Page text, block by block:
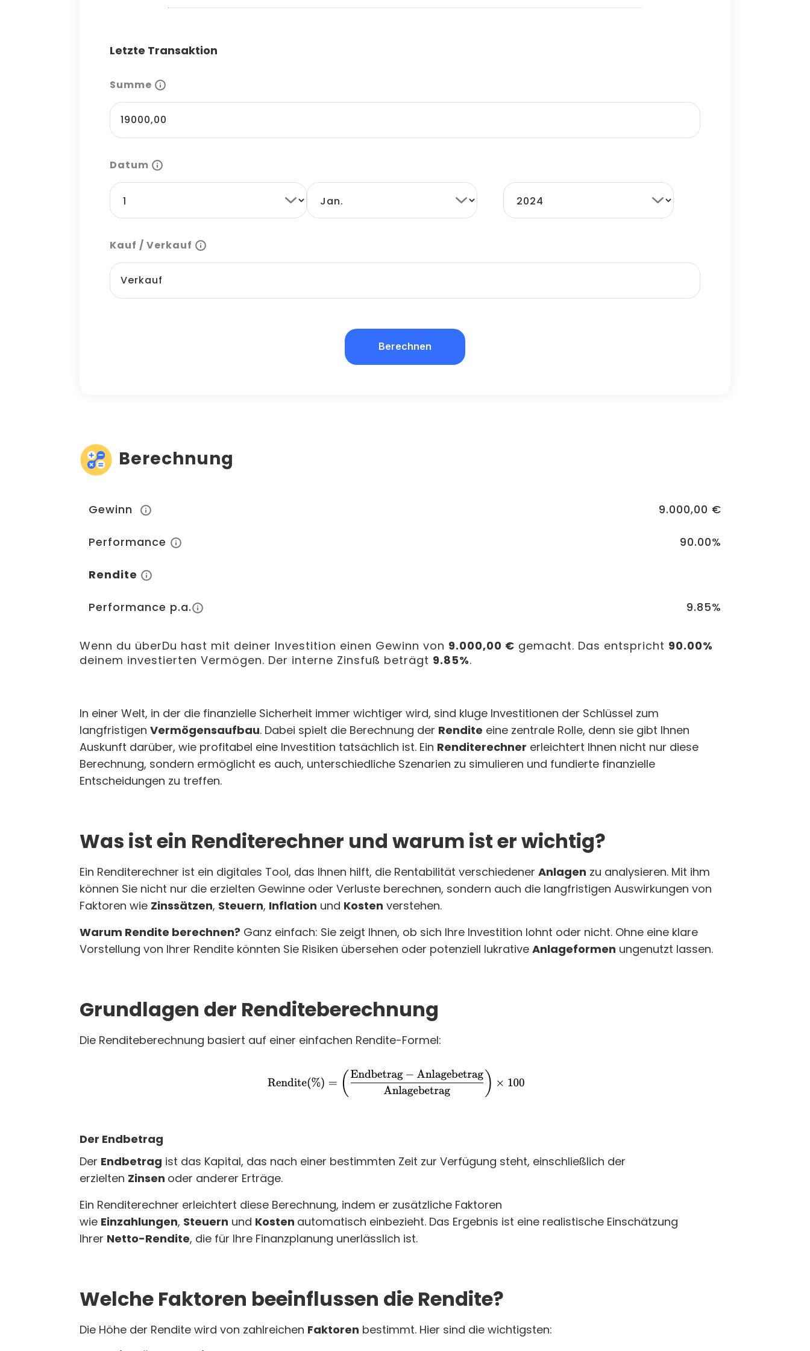
Letzte Transaktion
Summe
Datum
Kauf / Verkauf
Berechnen
Berechnung
Gewinn 9.000,00 €
Performance 90.00%
Rendite
Performance p.a. 9.85%
Wenn du überDu hast mit deiner Investition einen Gewinn von 9.000,00 € gemacht. Das entspricht 90.00%
deinem investierten Vermögen. Der interne Zinsfuß beträgt 9.85%.
In einer Welt, in der die finanzielle Sicherheit immer wichtiger wird, sind kluge Investitionen der Schlüssel zum
langfristigen Vermögensaufbau. Dabei spielt die Berechnung der Rendite eine zentrale Rolle, denn sie gibt Ihnen
Auskunft darüber, wie profitabel eine Investition tatsächlich ist. Ein Renditerechner erleichtert Ihnen nicht nur diese
Berechnung, sondern ermöglicht es auch, unterschiedliche Szenarien zu simulieren und fundierte finanzielle
Entscheidungen zu treffen.
Was ist ein Renditerechner und warum ist er wichtig?
Ein Renditerechner ist ein digitales Tool, das Ihnen hilft, die Rentabilität verschiedener Anlagen zu analysieren. Mit ihm
können Sie nicht nur die erzielten Gewinne oder Verluste berechnen, sondern auch die langfristigen Auswirkungen von
Faktoren wie Zinssätzen, Steuern, Inflation und Kosten verstehen.
Warum Rendite berechnen? Ganz einfach: Sie zeigt Ihnen, ob sich Ihre Investition lohnt oder nicht. Ohne eine klare
Vorstellung von Ihrer Rendite könnten Sie Risiken übersehen oder potenziell lukrative Anlageformen ungenutzt lassen.
Grundlagen der Renditeberechnung
Die Renditeberechnung basiert auf einer einfachen Rendite-Formel:
Der Endbetrag
Der Endbetrag ist das Kapital, das nach einer bestimmten Zeit zur Verfügung steht, einschließlich der
erzielten Zinsen oder anderer Erträge.
Ein Renditerechner erleichtert diese Berechnung, indem er zusätzliche Faktoren
wie Einzahlungen, Steuern und Kosten automatisch einbezieht. Das Ergebnis ist eine realistische Einschätzung
Ihrer Netto-Rendite, die für Ihre Finanzplanung unerlässlich ist.
Welche Faktoren beeinflussen die Rendite?
Die Höhe der Rendite wird von zahlreichen Faktoren bestimmt. Hier sind die wichtigsten: